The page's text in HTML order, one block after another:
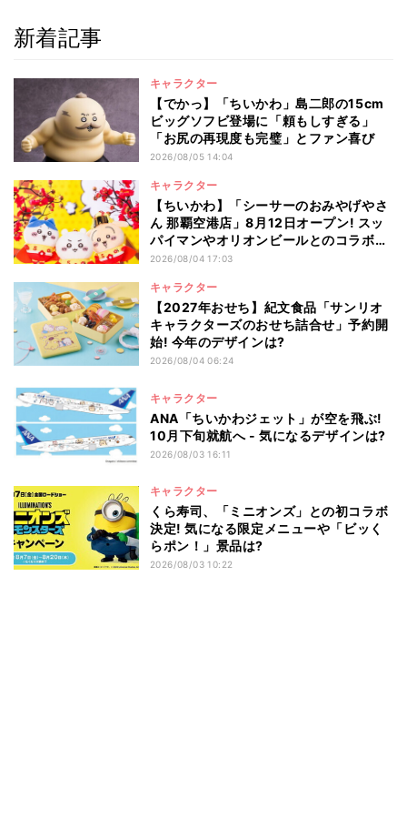
新着記事
キャラクター
【でかっ】「ちいかわ」島二郎の15cm
ビッグソフビ登場に「頼もしすぎる」
「お尻の再現度も完璧」とファン喜び
2026/08/05 14:04
キャラクター
【ちいかわ】「シーサーのおみやげやさ
ん 那覇空港店」8月12日オープン! スッ
パイマンやオリオンビールとのコラボ商
品一覧
2026/08/04 17:03
キャラクター
【2027年おせち】紀文食品「サンリオ
キャラクターズのおせち詰合せ」予約開
始! 今年のデザインは?
2026/08/04 06:24
キャラクター
ANA「ちいかわジェット」が空を飛ぶ!
10月下旬就航へ - 気になるデザインは?
2026/08/03 16:11
キャラクター
くら寿司、「ミニオンズ」との初コラボ
決定! 気になる限定メニューや「ビッく
らポン！」景品は?
2026/08/03 10:22